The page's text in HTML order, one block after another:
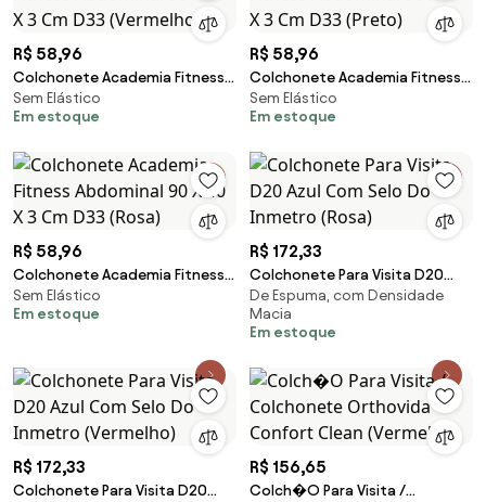
R$ 58,96
Colchonete Academia Fitness
Abdominal 90 X 40 X 3 Cm D33
(Vermelho)
Sem Elástico
Em estoque
R$ 58,96
Colchonete Academia Fitness
Abdominal 90 X 40 X 3 Cm D33
(Preto)
Sem Elástico
Em estoque
R$ 58,96
Colchonete Academia Fitness
Abdominal 90 X 40 X 3 Cm D33
(Rosa)
Sem Elástico
Em estoque
R$ 172,33
Colchonete Para Visita D20
Azul Com Selo Do Inmetro
(Rosa)
De Espuma, com Densidade
Macia
Em estoque
R$ 172,33
Colchonete Para Visita D20
R$ 156,65
Colch�O Para Visita /